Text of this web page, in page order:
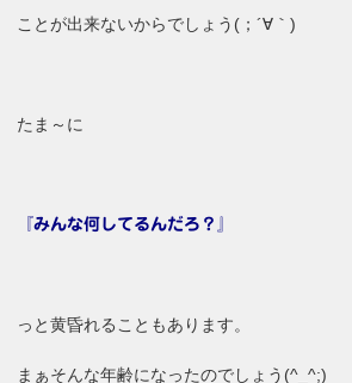
ことが出来ないからでしょう(；´∀｀)
たま～に
『みんな何してるんだろ？』
っと黄昏れることもあります。
まぁそんな年齢になったのでしょう(^_^;)